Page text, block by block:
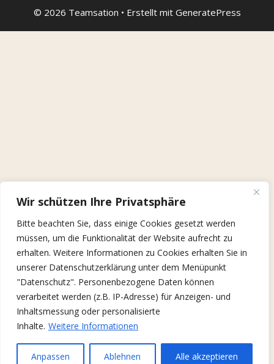
Wir schützen Ihre Privatsphäre
Bitte beachten Sie, dass einige Cookies gesetzt werden
müssen, um die Funktionalität der Website aufrecht zu
erhalten. Weitere Informationen zu Cookies erhalten Sie in
unserer Datenschutzerklärung unter dem Menüpunkt
"Datenschutz". Personenbezogene Daten können
verarbeitet werden (z.B. IP-Adresse) für Anzeigen- und
Inhaltsmessung oder personalisierte
Inhalte. Weitere Informationen
Anpassen Ablehnen Alle akzeptieren
© 2026 Teamsation • Erstellt mit GeneratePress